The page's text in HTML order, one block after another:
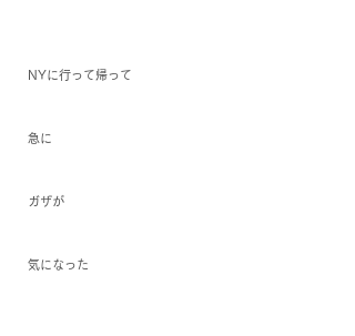
NYに行って帰って
急に
ガザが
気になった